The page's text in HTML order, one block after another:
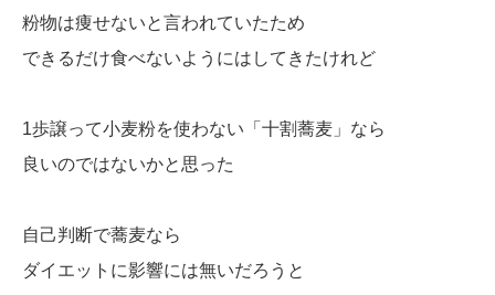
粉物は痩せないと言われていたため
できるだけ食べないようにはしてきたけれど
1歩譲って小麦粉を使わない「十割蕎麦」なら
良いのではないかと思った
自己判断で蕎麦なら
ダイエットに影響には無いだろうと